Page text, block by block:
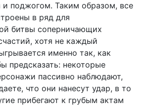
и поджогом. Таким образом, все
в ряд для
битвы соперничающих
хотя не каждый
именно так, как
предсказать: некоторые
пассивно наблюдают,
что они нанесут удар, в то
прибегают к грубым актам